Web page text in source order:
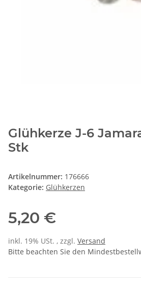
Glühkerze J-6
Stk
Artikelnummer: 176666
Kategorie: Glühkerzen
5,20 €
inkl. 19% USt. , zzgl. Versand
Bitte beachten Sie den